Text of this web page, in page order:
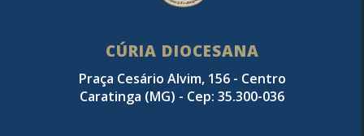
CÚRIA DIOCESANA
Praça Cesário Alvim, 156 - Centro
Caratinga (MG) - Cep: 35.300-036